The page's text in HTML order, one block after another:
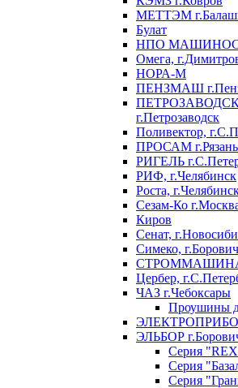
МЕТТЭМ
Булат
НПО
Омега,
НОРА-М
ПЕНЗМАШ
г.Петрозаводск
Поливектор,
ПРОСАМ г.Рязань
РИГЕЛЬ
РИФ, г.Челябинск
Роста,
Сезам-Ко
Киров
Сенат,
Симеко,
СТРОММАШИНА
Цербер,
ЧАЗ г.Чебоксары
Проушины
ЭЛЕКТРОПРИБОР
ЭЛЬБОР
Серия
Серия
Серия